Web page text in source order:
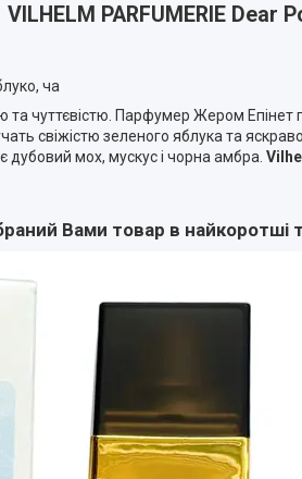
VILHELM PARFUMERIE Dear
ча
чуттєвістю. Парфумер Жером
свіжістю зеленого яблука та
мох, мускус і чорна амбра.
Вами товар в найкоротші